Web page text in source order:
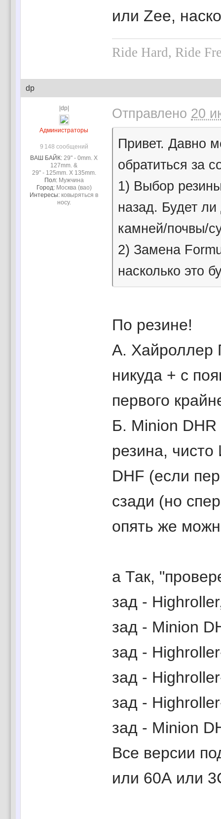
или Zee,
Ride Hard, Ride
dp
|dp|
Администраторы
9 148 сообщений
ВАШ БАЙК: 29" - 0mm. X
127mm. &
29" - 125mm. X 135mm.
Пол: Мужчина
Город: Москва (вао)
Интересы: ковыряться в
носу.
Отправлено 20
Привет. Давно
обратиться за
1) Выбор
назад. Будет
камней/почвы/
2) Замена
насколько это
По резине!
А. Хайроллер
никуда + с
первого
Б. Minion
резина,
DHF (если
сзади (но
опять же
а Так,
зад -
зад - Minion
зад -
зад -
зад -
зад - Minion
Все версии
или 60А или